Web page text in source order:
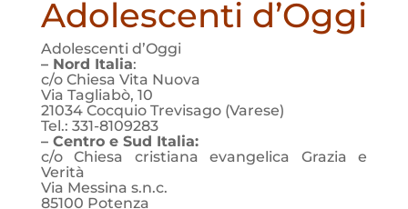
Adolescenti d’Oggi
Adolescenti d’Oggi
– Nord Italia:
c/o Chiesa Vita Nuova
Via Tagliabò, 10
21034 Cocquio Trevisago (Varese)
Tel.: 331-8109283
– Centro e Sud Italia:
c/o Chiesa cristiana evangelica Grazia e
Verità
Via Messina s.n.c.
85100 Potenza